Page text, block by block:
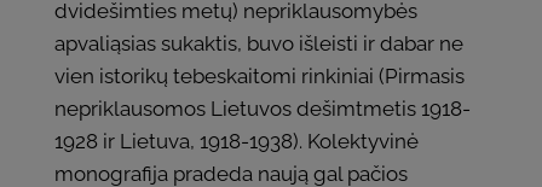
dvidešimties metų) nepriklausomybės
apvaliąsias sukaktis, buvo išleisti ir dabar ne
vien istorikų tebeskaitomi rinkiniai (Pirmasis
nepriklausomos Lietuvos dešimtmetis 1918-
1928 ir Lietuva, 1918-1938). Kolektyvinė
monografija pradeda naują gal pačios